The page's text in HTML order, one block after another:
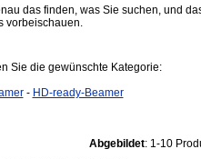
das finden, was Sie suchen, und
vorbeischauen.
Sie die gewünschte Kategorie:
- HD-ready-Beamer
Abgebildet: 1-10